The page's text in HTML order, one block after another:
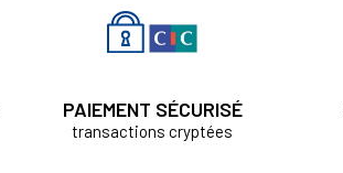
PAIEMENT SÉCURISÉ
transactions cryptées